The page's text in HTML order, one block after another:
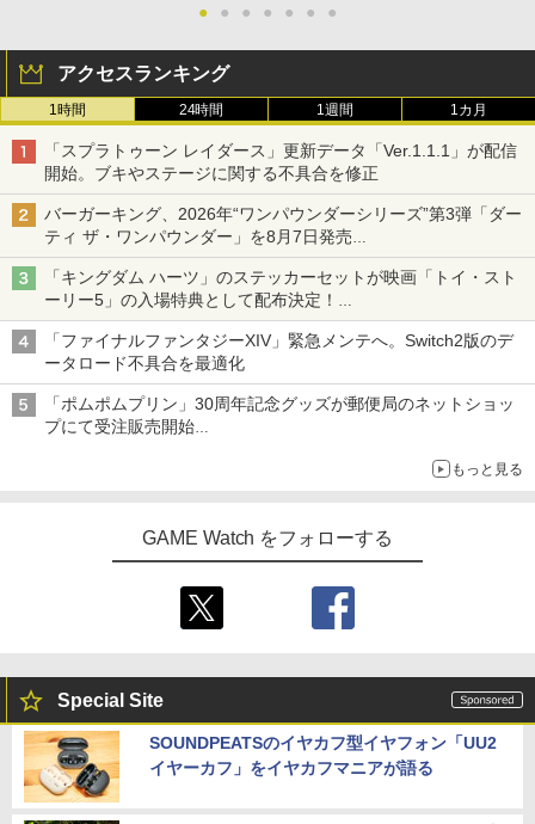
● ● ● ● ● ● ●
アクセスランキング
1時間 24時間 1週間 1カ月
「スプラトゥーン レイダース」更新データ「Ver.1.1.1」が配信
開始。ブキやステージに関する不具合を修正
バーガーキング、2026年“ワンパウンダーシリーズ”第3弾「ダー
ティ ザ・ワンパウンダー」を8月7日発売
「特製ガーリックマヨソース」を使用した超大型チーズバーガー
「キングダム ハーツ」のステッカーセットが映画「トイ・スト
ーリー5」の入場特典として配布決定！
本日8月7日より先着・数量限定で配布
「ファイナルファンタジーXIV」緊急メンテへ。Switch2版のデ
ータロード不具合を最適化
「ポムポムプリン」30周年記念グッズが郵便局のネットショッ
プにて受注販売開始
もっと見る
GAME Watch をフォローする
Special Site
SOUNDPEATSのイヤカフ型イヤフォン「UU2
イヤーカフ」をイヤカフマニアが語る